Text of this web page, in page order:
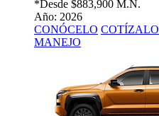
*Desde $883,900 M.N.
Año: 2026
CONÓCELO COTÍZALO
MANEJO